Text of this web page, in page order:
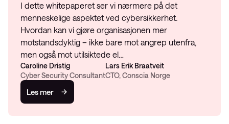
I dette whitepaperet ser vi nærmere på det
menneskelige aspektet ved cybersikkerhet.
Hvordan kan vi gjøre organisasjonen mer
motstandsdyktig – ikke bare mot angrep utenfra,
men også mot utilsiktede el…
Caroline Dristig
Cyber Security Consultant
Lars Erik Braatveit
CTO, Conscia Norge
Les mer